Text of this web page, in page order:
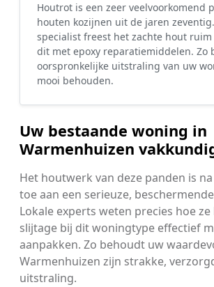
Houtrot is een zeer veelvoorkomend
houten kozijnen uit de jaren
specialist freest het zachte hout
dit met epoxy reparatiemiddelen. Zo
oorspronkelijke uitstraling van uw
mooi behouden.
Uw bestaande woning in
Warmenhuizen
Het houtwerk van deze panden is
toe aan een serieuze,
Lokale experts weten precies hoe
slijtage bij dit woningtype effectief
aanpakken. Zo behoudt uw
Warmenhuizen zijn strakke,
uitstraling.